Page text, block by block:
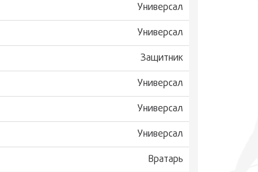
Универсал
Универсал
Защитник
Универсал
Универсал
Универсал
Вратарь